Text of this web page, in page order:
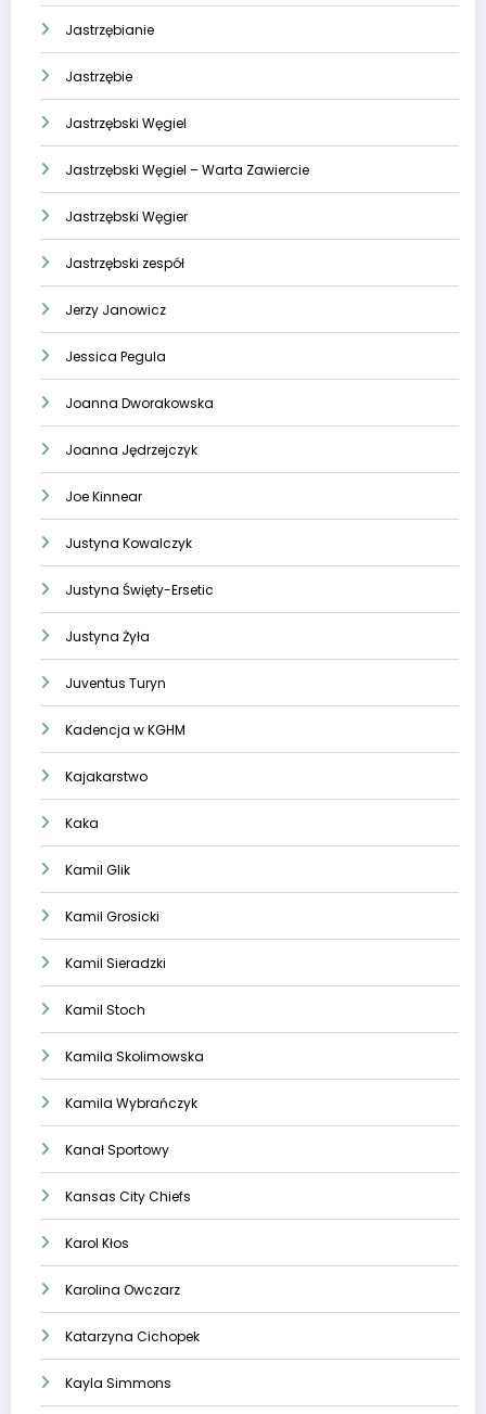
Jastrzębianie
Jastrzębie
Jastrzębski Węgiel
Jastrzębski Węgiel – Warta Zawiercie
Jastrzębski Węgier
Jastrzębski zespół
Jerzy Janowicz
Jessica Pegula
Joanna Dworakowska
Joanna Jędrzejczyk
Joe Kinnear
Justyna Kowalczyk
Justyna Święty-Ersetic
Justyna Żyła
Juventus Turyn
Kadencja w KGHM
Kajakarstwo
Kaka
Kamil Glik
Kamil Grosicki
Kamil Sieradzki
Kamil Stoch
Kamila Skolimowska
Kamila Wybrańczyk
Kanał Sportowy
Kansas City Chiefs
Karol Kłos
Karolina Owczarz
Katarzyna Cichopek
Kayla Simmons